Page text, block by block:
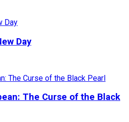
Day
The Curse of the Black